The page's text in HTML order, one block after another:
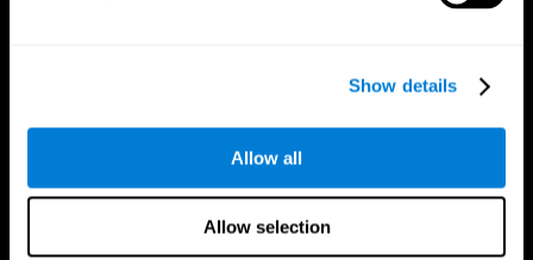
Show details
Allow all
Allow selection